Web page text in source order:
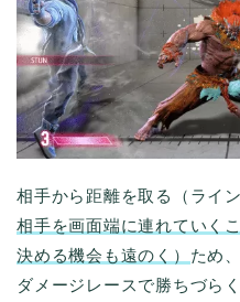
相手から距離を取る（ライ
相手を画面端に連れていく
決める機会も遠のく） ため、
ダメージレースで勝ちづら